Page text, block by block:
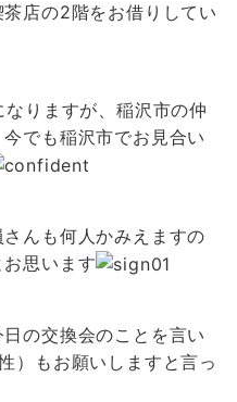
店の2階をお借りしてい
りますが、稲沢市の仲
でも稲沢市でお見合い
んも何人かみえますの
思います
の交換会のことを言い
）もお願いしますと言っ